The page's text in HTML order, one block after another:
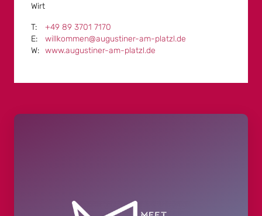
Wirt
+49 89 3701 7170
willkommen@augustiner-am-platzl.de
www.augustiner-am-platzl.de